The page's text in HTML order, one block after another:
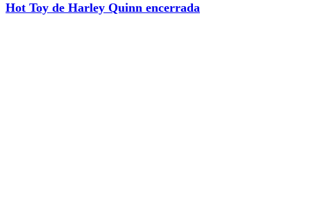
Hot Toy de Harley Quinn encerrada